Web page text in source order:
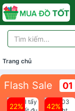
Trang chủ
Flash Sale 01
22% 42%